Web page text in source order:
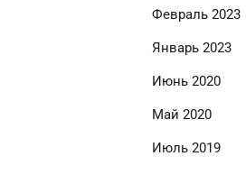
Февраль 2023
Январь 2023
Июнь 2020
Май 2020
Июль 2019